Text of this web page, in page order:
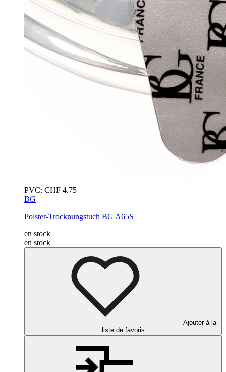
PVC: CHF 4.75
BG
Polster-Trocknungstuch BG A65S
en stock
en stock
Ajouter à la
liste de favoris